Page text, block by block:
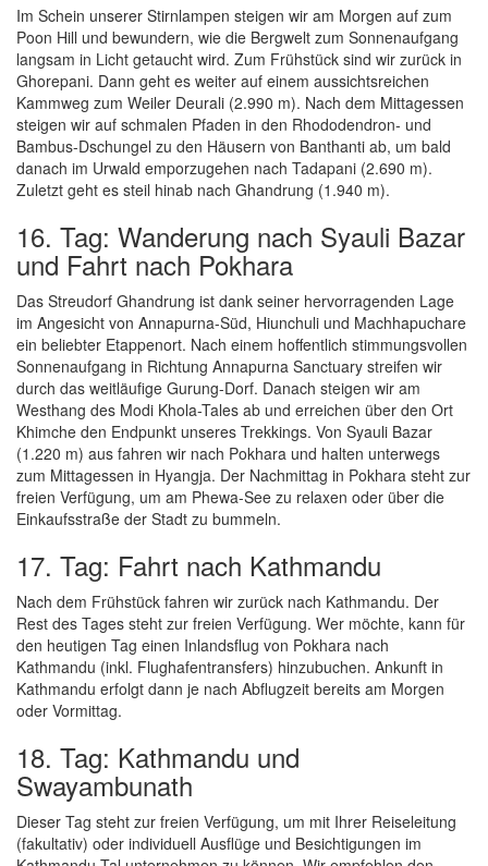
Im Schein unserer Stirnlampen steigen wir am Morgen auf zum
Poon Hill und bewundern, wie die Bergwelt zum Sonnenaufgang
langsam in Licht getaucht wird. Zum Frühstück sind wir zurück in
Ghorepani. Dann geht es weiter auf einem aussichtsreichen
Kammweg zum Weiler Deurali (2.990 m). Nach dem Mittagessen
steigen wir auf schmalen Pfaden in den Rhododendron- und
Bambus-Dschungel zu den Häusern von Banthanti ab, um bald
danach im Urwald emporzugehen nach Tadapani (2.690 m).
Zuletzt geht es steil hinab nach Ghandrung (1.940 m).
16. Tag: Wanderung nach Syauli Bazar
und Fahrt nach Pokhara
Das Streudorf Ghandrung ist dank seiner hervorragenden Lage
im Angesicht von Annapurna-Süd, Hiunchuli und Machhapuchare
ein beliebter Etappenort. Nach einem hoffentlich stimmungsvollen
Sonnenaufgang in Richtung Annapurna Sanctuary streifen wir
durch das weitläufige Gurung-Dorf. Danach steigen wir am
Westhang des Modi Khola-Tales ab und erreichen über den Ort
Khimche den Endpunkt unseres Trekkings. Von Syauli Bazar
(1.220 m) aus fahren wir nach Pokhara und halten unterwegs
zum Mittagessen in Hyangja. Der Nachmittag in Pokhara steht zur
freien Verfügung, um am Phewa-See zu relaxen oder über die
Einkaufsstraße der Stadt zu bummeln.
17. Tag: Fahrt nach Kathmandu
Nach dem Frühstück fahren wir zurück nach Kathmandu. Der
Rest des Tages steht zur freien Verfügung. Wer möchte, kann für
den heutigen Tag einen Inlandsflug von Pokhara nach
Kathmandu (inkl. Flughafentransfers) hinzubuchen. Ankunft in
Kathmandu erfolgt dann je nach Abflugzeit bereits am Morgen
oder Vormittag.
18. Tag: Kathmandu und
Swayambunath
Dieser Tag steht zur freien Verfügung, um mit Ihrer Reiseleitung
(fakultativ) oder individuell Ausflüge und Besichtigungen im